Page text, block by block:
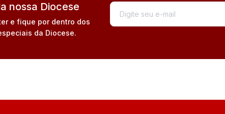
nossa Diocese
e fique por dentro dos
da Diocese.